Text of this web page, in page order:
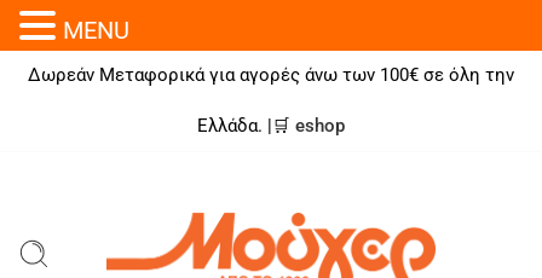
Δωρεάν Μεταφορικά για αγορές άνω των 100€ σε όλη την
Ελλάδα. |🛒 eshop
MENU